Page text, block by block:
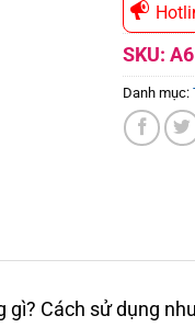
SKU:
Danh mục:
gì? Cách sử dụng